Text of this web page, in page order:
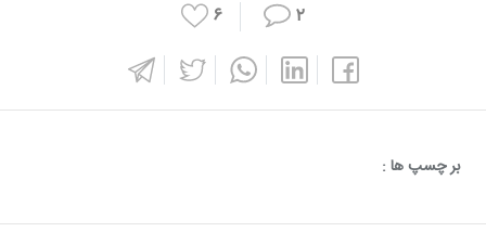
۲
۶
بر چسپ ها :